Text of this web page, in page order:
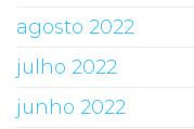
agosto 2022
julho 2022
junho 2022